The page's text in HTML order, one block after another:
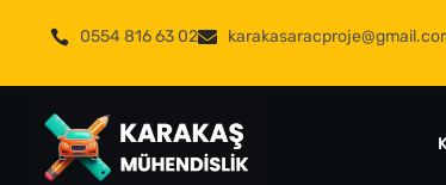
0554 816 63 02